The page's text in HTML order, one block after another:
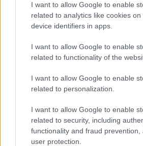
I want to allow Google to enable
related to analytics like cookies on
device identifiers in apps.
I want to allow Google to enable
related to functionality of the
I want to allow Google to enable
related to personalization.
I want to allow Google to enable
related to security, including
functionality and fraud prevention,
user protection.
ΑΣΕΠ: Εξ αποστάσεως η
Πιστοποίηση
ειδήσεις.
Βάλε το proson.gr στα
αναζήτησης της